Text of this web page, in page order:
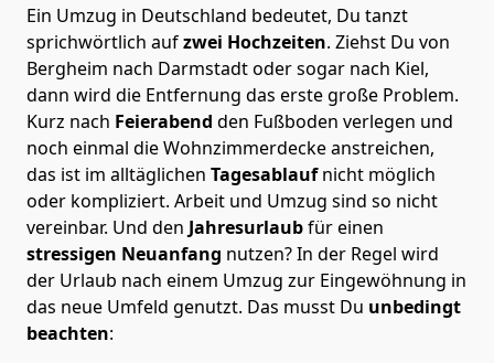
Ein Umzug in Deutschland bedeutet, Du tanzt
sprichwörtlich aufzwei Hochzeiten. Ziehst Du von
Bergheim nach Darmstadt oder sogar nach Kiel,
dann wird die Entfernung das erste große Problem.
Kurz nach Feierabend den Fußboden verlegen und
noch einmal die Wohnzimmerdecke anstreichen,
das ist im alltäglichen Tagesablaufnicht möglich
oder kompliziert. Arbeit und Umzug sind so nicht
vereinbar. Und den Jahresurlaubfür einen
stressigen Neuanfang nutzen? In der Regel wird
der Urlaub nach einem Umzug zur Eingewöhnung in
das neue Umfeld genutzt. Das musst Du unbedingt
beachten: